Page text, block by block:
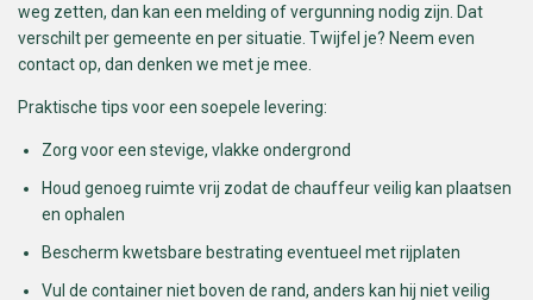
weg zetten, dan kan een melding of vergunning nodig zijn. Dat
verschilt per gemeente en per situatie. Twijfel je? Neem even
contact op, dan denken we met je mee.
Praktische tips voor een soepele levering:
Zorg voor een stevige, vlakke ondergrond
Houd genoeg ruimte vrij zodat de chauffeur veilig kan plaatsen
en ophalen
Bescherm kwetsbare bestrating eventueel met rijplaten
Vul de container niet boven de rand, anders kan hij niet veilig